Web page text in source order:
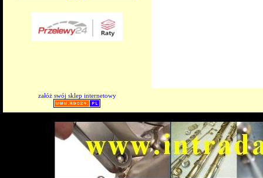
załóż swój sklep internetowy